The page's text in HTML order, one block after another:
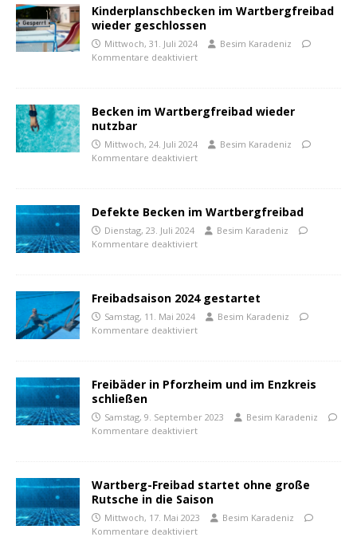
Kinderplanschbecken im Wartbergfreibad
wieder geschlossen
Mittwoch, 31. Juli 2024
Besim Karadeniz
Kommentare deaktiviert
Becken im Wartbergfreibad wieder
nutzbar
Mittwoch, 24. Juli 2024
Besim Karadeniz
Kommentare deaktiviert
Defekte Becken im Wartbergfreibad
Dienstag, 23. Juli 2024
Besim Karadeniz
Kommentare deaktiviert
Freibadsaison 2024 gestartet
Samstag, 11. Mai 2024
Besim Karadeniz
Kommentare deaktiviert
Freibäder in Pforzheim und im Enzkreis
schließen
Samstag, 9. September 2023
Besim Karadeniz
Kommentare deaktiviert
Wartberg-Freibad startet ohne große
Rutsche in die Saison
Mittwoch, 17. Mai 2023
Besim Karadeniz
Kommentare deaktiviert